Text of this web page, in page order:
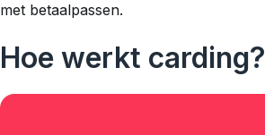
met betaalpassen.
Hoe werkt carding?